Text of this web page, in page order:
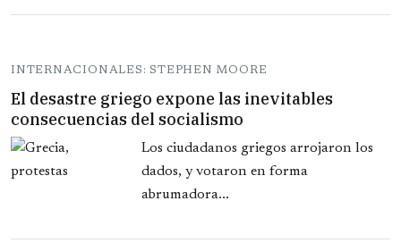
INTERNACIONALES: STEPHEN MOORE
El desastre griego expone las inevitables
consecuencias del socialismo
Los ciudadanos griegos arrojaron los
dados, y votaron en forma
abrumadora...